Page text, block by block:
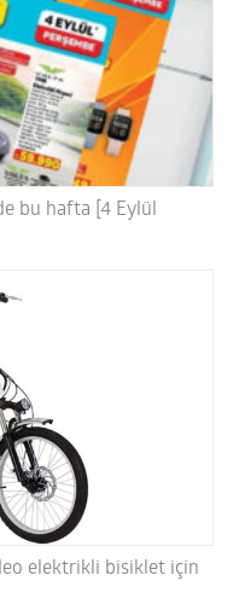
bu hafta [4 Eylül
elektrikli bisiklet için